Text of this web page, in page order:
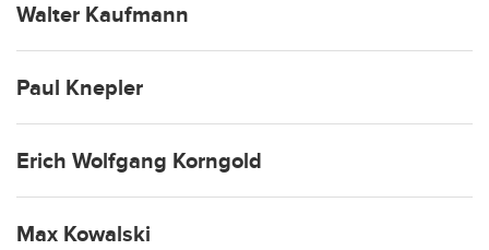
Walter Kaufmann
Paul Knepler
Erich Wolfgang Korngold
Max Kowalski